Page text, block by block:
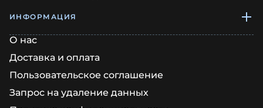
ИНФОРМАЦИЯ
О нас
Доставка и оплата
Пользовательское соглашение
Запрос на удаление данных